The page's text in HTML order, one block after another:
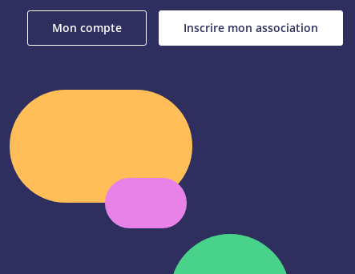
Mon compte Inscrire mon association